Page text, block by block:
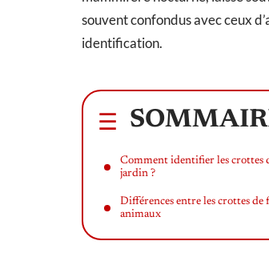
souvent confondus avec ceux
identification.
Comment identifier les crottes
jardin ?
Différences entre les crottes de
animaux